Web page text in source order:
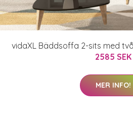
vidaXL Bäddsoffa 2-sits med
2585 SEK
MER INFO!